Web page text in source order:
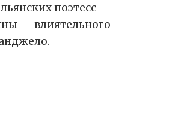
поэтесс
— влиятельного